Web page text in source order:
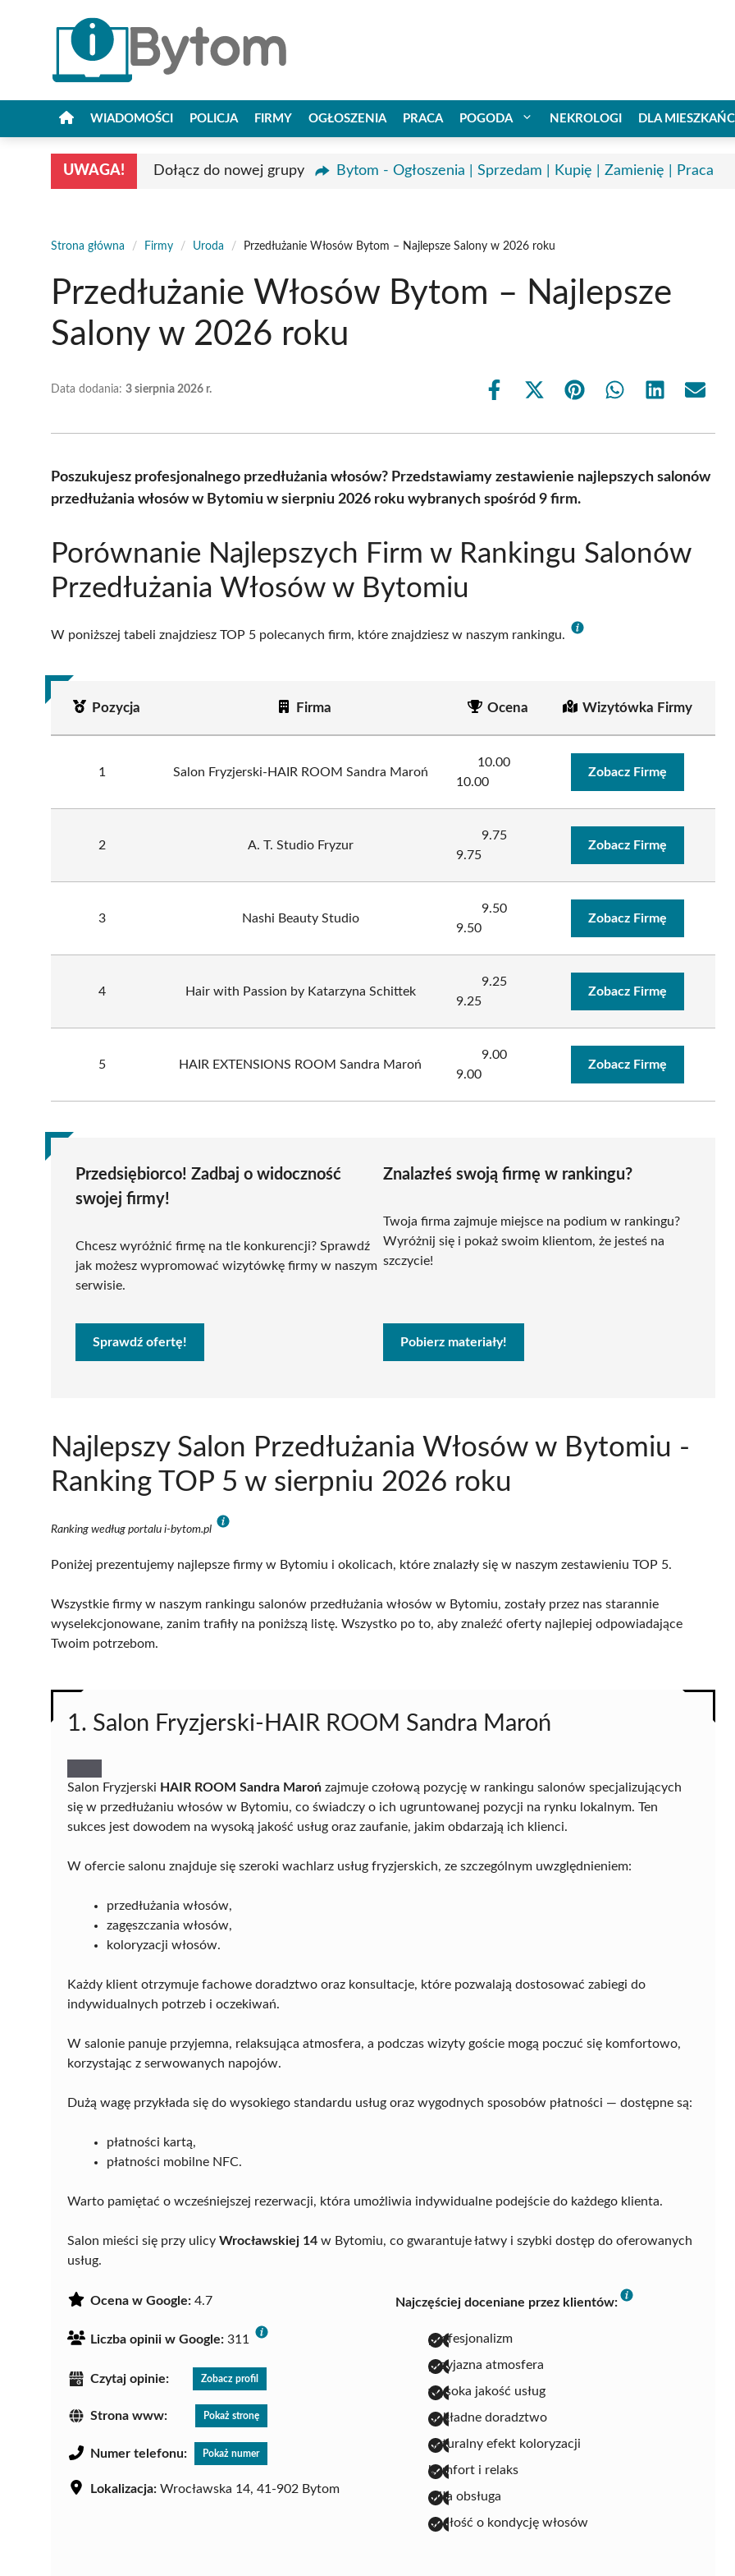
WIADOMOŚCI POLICJA FIRMY OGŁOSZENIA PRACA POGODA NEKROLOGI DLA
UWAGA! Dołącz do nowej grupy Bytom - Ogłoszenia | Sprzedam | Kupię | Zamienię | Praca
Strona główna / Firmy / Uroda / Przedłużanie Włosów Bytom – Najlepsze Salony w 2026 roku
Przedłużanie Włosów Bytom – Najlepsze
Salony w 2026 roku
Data dodania: 3 sierpnia 2026 r.
Share
Share
(Twitter)
Share Share Share Share
Poszukujesz profesjonalnego przedłużania włosów? Przedstawiamy zestawienie najlepszych salonów
przedłużania włosów w Bytomiu w sierpniu 2026 roku wybranych spośród 9 firm.
Porównanie Najlepszych Firm w Rankingu Salonów
Przedłużania Włosów w Bytomiu
W poniższej tabeli znajdziesz TOP 5 polecanych firm, które znajdziesz w naszym rankingu.
Pozycja Firma Ocena Wizytówka Firmy
1 Salon Fryzjerski-HAIR ROOM Sandra Maroń
10.00
10.00
Zobacz Firmę
2 A. T. Studio Fryzur
9.75
9.75
Zobacz Firmę
3 Nashi Beauty Studio
9.50
9.50
Zobacz Firmę
4 Hair with Passion by Katarzyna Schittek
9.25
9.25
Zobacz Firmę
5 HAIR EXTENSIONS ROOM Sandra Maroń
9.00
9.00
Zobacz Firmę
Przedsiębiorco! Zadbaj o widoczność
swojej firmy!
Chcesz wyróżnić firmę na tle konkurencji? Sprawdź
jak możesz wypromować wizytówkę firmy w naszym
serwisie.
Sprawdź ofertę!
Znalazłeś swoją firmę w rankingu?
Twoja firma zajmuje miejsce na podium w rankingu?
Wyróżnij się i pokaż swoim klientom, że jesteś na
szczycie!
Pobierz materiały!
Najlepszy Salon Przedłużania Włosów w Bytomiu -
Ranking TOP 5 w sierpniu 2026 roku
Ranking według portalu i-bytom.pl
Poniżej prezentujemy najlepsze firmy w Bytomiu i okolicach, które znalazły się w naszym zestawieniu TOP 5.
Wszystkie firmy w naszym rankingu salonów przedłużania włosów w Bytomiu, zostały przez nas starannie
wyselekcjonowane, zanim trafiły na poniższą listę. Wszystko po to, aby znaleźć oferty najlepiej odpowiadające
Twoim potrzebom.
1. Salon Fryzjerski-HAIR ROOM Sandra Maroń
Salon Fryzjerski HAIR ROOM Sandra Maroń zajmuje czołową pozycję w rankingu salonów specjalizujących
się w przedłużaniu włosów w Bytomiu, co świadczy o ich ugruntowanej pozycji na rynku lokalnym. Ten
sukces jest dowodem na wysoką jakość usług oraz zaufanie, jakim obdarzają ich klienci.
W ofercie salonu znajduje się szeroki wachlarz usług fryzjerskich, ze szczególnym uwzględnieniem:
przedłużania włosów,
zagęszczania włosów,
koloryzacji włosów.
Każdy klient otrzymuje fachowe doradztwo oraz konsultacje, które pozwalają dostosować zabiegi do
indywidualnych potrzeb i oczekiwań.
W salonie panuje przyjemna, relaksująca atmosfera, a podczas wizyty goście mogą poczuć się komfortowo,
korzystając z serwowanych napojów.
Dużą wagę przykłada się do wysokiego standardu usług oraz wygodnych sposobów płatności — dostępne są:
płatności kartą,
płatności mobilne NFC.
Warto pamiętać o wcześniejszej rezerwacji, która umożliwia indywidualne podejście do każdego klienta.
Salon mieści się przy ulicy Wrocławskiej 14 w Bytomiu, co gwarantuje łatwy i szybki dostęp do oferowanych
usług.
Ocena w Google: 4.7
Liczba opinii w Google: 311
Czytaj opinie: Zobacz profil
Strona www: Pokaż stronę
Numer telefonu: Pokaż numer
Lokalizacja: Wrocławska 14, 41-902 Bytom
Najczęściej doceniane przez klientów:
profesjonalizm
przyjazna atmosfera
wysoka jakość usług
dokładne doradztwo
naturalny efekt koloryzacji
komfort i relaks
miła obsługa
dbałość o kondycję włosów